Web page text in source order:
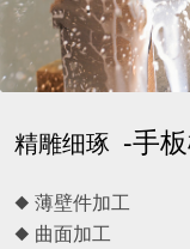
精雕细琢 -手
◆ 薄壁件加工
◆ 曲面加工